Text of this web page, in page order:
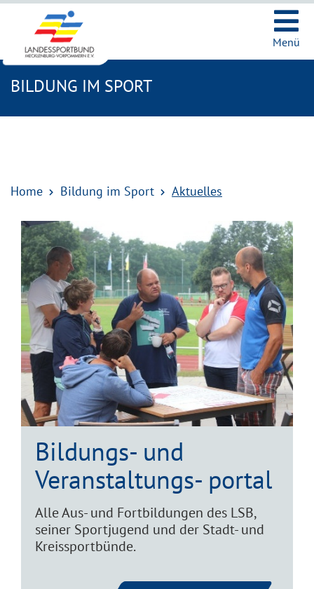
Menü
BILDUNG IM SPORT
Home Bildung im Sport Aktuelles
Bildungs- und
Veranstaltungs- portal
Alle Aus- und Fortbildungen des LSB,
seiner Sportjugend und der Stadt- und
Kreissportbünde.